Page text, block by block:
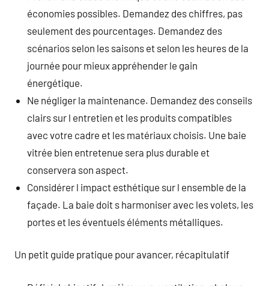
économies possibles. Demandez des chiffres, pas
seulement des pourcentages. Demandez des
scénarios selon les saisons et selon les heures de la
journée pour mieux appréhender le gain
énergétique.
Ne négliger la maintenance. Demandez des conseils
clairs sur l entretien et les produits compatibles
avec votre cadre et les matériaux choisis. Une baie
vitrée bien entretenue sera plus durable et
conservera son aspect.
Considérer l impact esthétique sur l ensemble de la
façade. La baie doit s harmoniser avec les volets, les
portes et les éventuels éléments métalliques.
Un petit guide pratique pour avancer, récapitulatif